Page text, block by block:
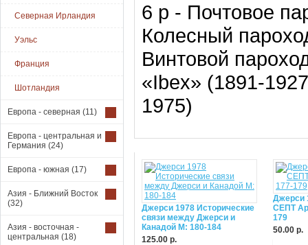
Северная Ирландия
Уэльс
Франция
Шотландия
Европа - северная (11)
Европа - центральная и
Германия (24)
Европа - южная (17)
Азия - Ближний Восток
(32)
Азия - восточная -
центральная (18)
6 p - Почтовое
Колесный
Винтовой
«Ibex» (1891-
1975)
Джерси 1978 Исторические
связи между Джерси и
Канадой М: 180-184
125.00 р.
Джерси
СЕПТ
179
50.00 р.